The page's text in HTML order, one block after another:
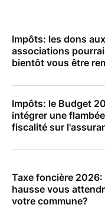
Impôts: les dons aux
associations
bientôt vous être
Impôts: le Budget
intégrer une
fiscalité sur
Taxe foncière 2026:
hausse vous
votre commune?